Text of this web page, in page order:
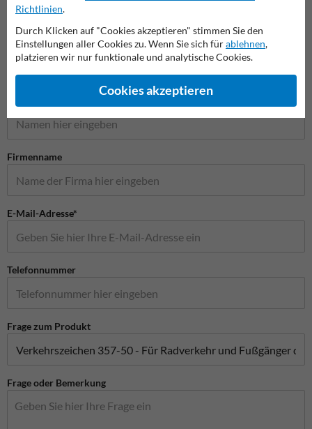
Stellen Sie Ihre Frage an Verkehrsschildkaufen.de
Firmenname
E-Mail-Adresse*
Telefonnummer
Frage zum Produkt
Frage oder Bemerkung
Richtlinien.
Durch Klicken auf "Cookies akzeptieren" stimmen Sie den
Einstellungen aller Cookies zu. Wenn Sie sich fürablehnen,
platzieren wir nur funktionale und analytische Cookies.
Cookies akzeptieren